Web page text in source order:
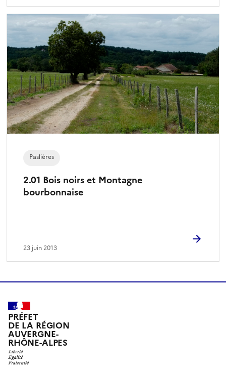
2.01 Bois noirs et Montagne
bourbonnaise
Paslières
23 juin 2013
PRÉFET
DE LA RÉGION
AUVERGNE-
RHÔNE-ALPES